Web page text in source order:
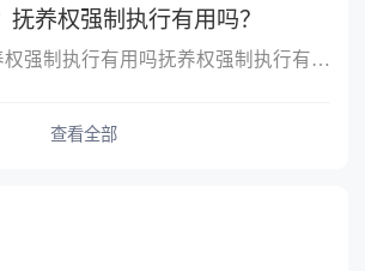
抚养权强制执行有用吗？
抚养权强制执行有用吗抚养权强制执行有用，抚养权也是可以申请强制
查看全部